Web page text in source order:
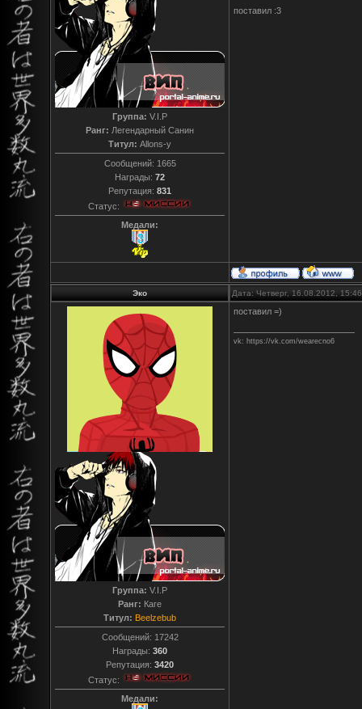
Группа: V.I.P
Ранг: Легендарный Санин
Титул: Allons-y
Сообщений: 1665
Награды: 72
Репутация: 831
Статус:
Медали:
поставил :3
Эко Дата: Четверг, 16.08.2012,
Группа: V.I.P
Ранг: Каге
Титул: Beelzebub
Сообщений: 17242
Награды: 360
Репутация: 3420
Статус:
Медали:
поставил =)
vk: https://vk.com/wearecno6